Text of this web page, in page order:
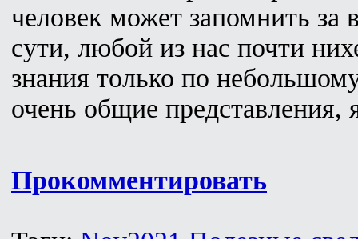
человек может запомнить за
сути, любой из нас почти
знания только по
очень общие
Прокомментировать